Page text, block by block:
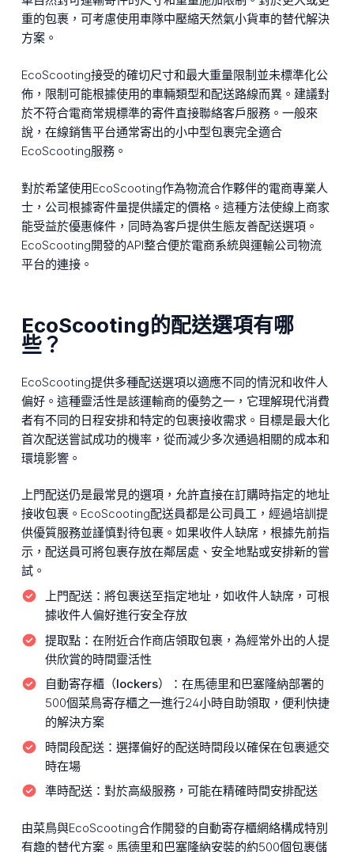
重的包裹，可考慮使用車隊中壓縮天然氣小貨車的替代解決
方案。
EcoScooting接受的確切尺寸和最大重量限制並未標準化公
佈，限制可能根據使用的車輛類型和配送路線而異。建議對
於不符合電商常規標準的寄件直接聯絡客戶服務。一般來
說，在線銷售平台通常寄出的小中型包裹完全適合
EcoScooting服務。
對於希望使用EcoScooting作為物流合作夥伴的電商專業人
士，公司根據寄件量提供議定的價格。這種方法使線上商家
能受益於優惠條件，同時為客戶提供生態友善配送選項。
EcoScooting開發的API整合便於電商系統與運輸公司物流
平台的連接。
EcoScooting的配送選項有哪
些？
EcoScooting提供多種配送選項以適應不同的情況和收件人
偏好。這種靈活性是該運輸商的優勢之一，它理解現代消費
者有不同的日程安排和特定的包裹接收需求。目標是最大化
首次配送嘗試成功的機率，從而減少多次通過相關的成本和
環境影響。
上門配送仍是最常見的選項，允許直接在訂購時指定的地址
接收包裹。EcoScooting配送員都是公司員工，經過培訓提
供優質服務並謹慎對待包裹。如果收件人缺席，根據先前指
示，配送員可將包裹存放在鄰居處、安全地點或安排新的嘗
試。
上門配送： 將包裹送至指定地址，如收件人缺席，可根
據收件人偏好進行安全存放
提取點： 在附近合作商店領取包裹，為經常外出的人提
供欣賞的時間靈活性
自動寄存櫃（lockers）： 在馬德里和巴塞隆納部署的
500個菜鳥寄存櫃之一進行24小時自助領取，便利快捷
的解決方案
時間段配送： 選擇偏好的配送時間段以確保在包裹遞交
時在場
準時配送： 對於高級服務，可能在精確時間安排配送
由菜鳥與EcoScooting合作開發的自動寄存櫃網絡構成特別
有趣的替代方案。馬德里和巴塞隆納安裝的約500個包裹儲